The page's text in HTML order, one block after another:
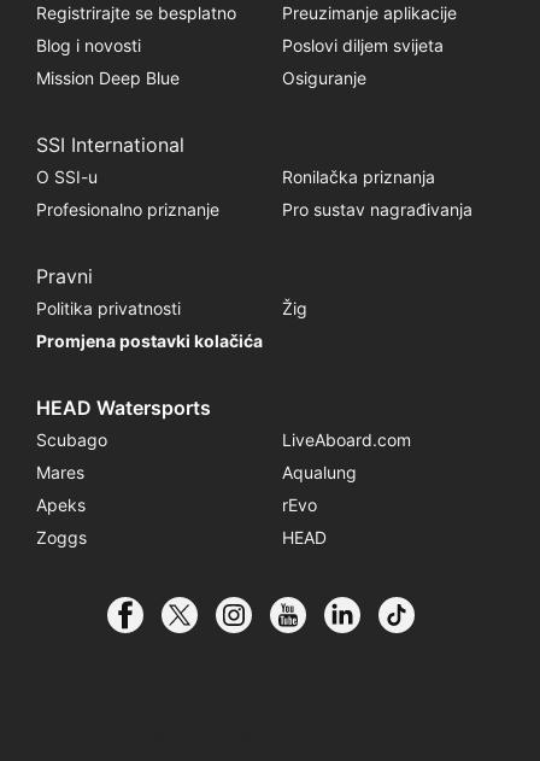
Registrirajte se besplatno
Preuzimanje aplikacije
Blog i novosti
Poslovi diljem svijeta
Mission Deep Blue
Osiguranje
SSI International
O SSI-u
Ronilačka priznanja
Profesionalno priznanje
Pro sustav nagrađivanja
Pravni
Politika privatnosti
Žig
Promjena postavki kolačića
HEAD Watersports
Scubago
LiveAboard.com
Mares
Aqualung
Apeks
rEvo
Zoggs
HEAD